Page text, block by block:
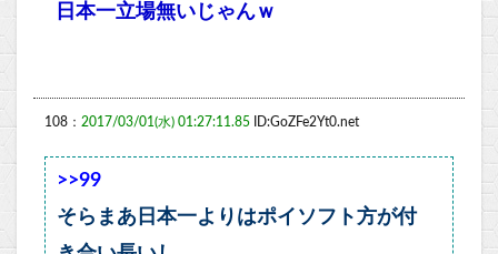
日本一立場無いじゃんｗ
108： 2017/03/01(水) 01:27:11.85 ID:GoZFe2Yt0.net
>>99
そらまあ日本一よりはポイソフト方が付